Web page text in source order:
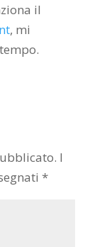
il
, mi
I
*